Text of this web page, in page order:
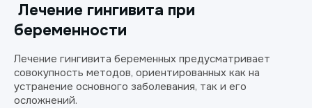
Лечение гингивита при
беременности
Лечение гингивита беременных предусматривает
совокупность методов, ориентированных как на
устранение основного заболевания, так и его
осложнений.